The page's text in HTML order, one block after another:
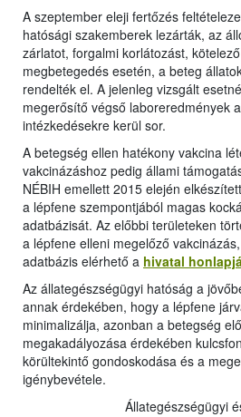
A szeptember eleji fertőzés
hatósági szakemberek lezárták, az
zárlatot, forgalmi korlátozást,
megbetegedés esetén, a beteg
rendelték el. A jelenleg vizsgált
megerősítő végső laboreredmények
intézkedésekre kerül sor.
A betegség ellen hatékony vakcina
vakcinázáshoz pedig állami
NÉBIH emellett 2015 elején
a lépfene szempontjából magas
adatbázisát. Az előbbi területeken
a lépfene elleni megelőző
adatbázis elérhető a hivatal
Az állategészségügyi hatóság a
annak érdekében, hogy a lépfene
minimalizálja, azonban a betegség
megakadályozása érdekében
körültekintő gondoskodása és a
igénybevétele.
Állategészségügyi